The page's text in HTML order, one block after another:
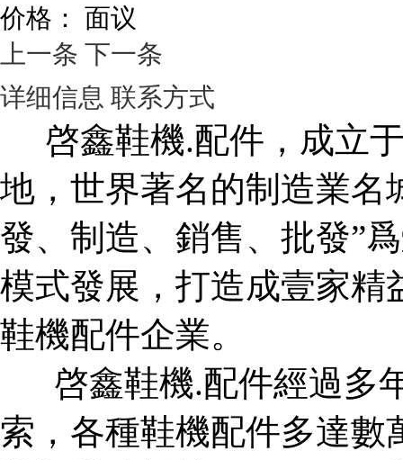
价格： 面议
上一条 下一条
详细信息 联系方式
啓鑫鞋機.配件，成立
地，世界著名的制造業
發、制造、銷售、批發”
模式發展，打造成壹家精
鞋機配件企業。
啓鑫鞋機.配件經過多
索，各種鞋機配件多達數